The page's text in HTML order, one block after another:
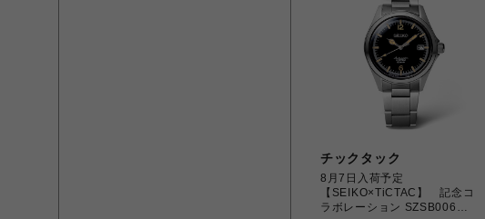
チックタック
8月7日入荷予定
【SEIKO×TiCTAC】 記念コ
ラボレーション SZSB006